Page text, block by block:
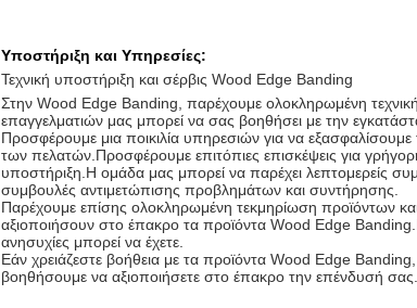
Υποστήριξη και Υπηρεσίες:
Τεχνική υποστήριξη και σέρβις Wood Edge Banding
Στην Wood Edge Banding, παρέχουμε ολοκληρωμένη
επαγγελματιών μας μπορεί να σας βοηθήσει με την
Προσφέρουμε μια ποικιλία υπηρεσιών για να
των πελατών.Προσφέρουμε επιτόπιες επισκέψεις για
υποστήριξη.Η ομάδα μας μπορεί να παρέχει λεπτομερείς
συμβουλές αντιμετώπισης προβλημάτων και συντήρησης.
Παρέχουμε επίσης ολοκληρωμένη τεκμηρίωση προϊόντων
αξιοποιήσουν στο έπακρο τα προϊόντα Wood Edge
ανησυχίες μπορεί να έχετε.
Εάν χρειάζεστε βοήθεια με τα προϊόντα Wood Edge
βοηθήσουμε να αξιοποιήσετε στο έπακρο την επένδυσή σας.